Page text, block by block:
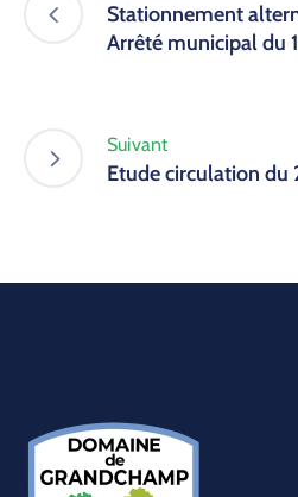
Stationnement
Arrêté municipal du
Suivant
Etude circulation